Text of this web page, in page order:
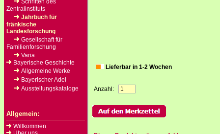
Schriften des
Zentralinstituts
Jahrbuch für
fränkische
Landesforschung
Gesellschaft für
Familienforschung
Varia
Bayerische Geschichte
Allgemeine Werke
Bayerischer Adel
Ausstellungskataloge
Allgemein:
Willkommen
Lieferbar in 1-2 Wochen
Anzahl: